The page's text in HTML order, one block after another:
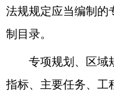
法规规定应当编制的
制目录。
专项规划、区域
指标、主要任务、工